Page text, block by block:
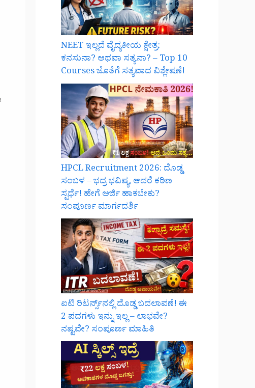
NEET ಇಲ್ಲದೆ ವೈದ್ಯಕೀಯ ಕ್ಷೇತ್ರ:
ಕನಸುನಾ? ಅಥವಾ ಸತ್ಯನಾ? – Top 10
Courses ಜೊತೆಗೆ ಸತ್ಯವಾದ ವಿಶ್ಲೇಷಣೆ!
HPCL Recruitment 2026: ದೊಡ್ಡ
ಸಂಬಳ – ಭದ್ರ ಭವಿಷ್ಯ, ಆದರೆ ಕಠಿಣ
ಸ್ಪರ್ಧೆ! ಹೇಗೆ ಅರ್ಜಿ ಹಾಕಬೇಕು?
ಸಂಪೂರ್ಣ ಮಾರ್ಗದರ್ಶಿ
ಐಟಿ ರಿಟರ್ನ್ಸ್‌ನಲ್ಲಿ ದೊಡ್ಡ ಬದಲಾವಣೆ! ಈ
2 ಪದಗಳು ಇನ್ನು ಇಲ್ಲ – ಲಾಭವೇ?
ನಷ್ಟವೇ? ಸಂಪೂರ್ಣ ಮಾಹಿತಿ